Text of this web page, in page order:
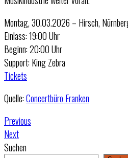
Montag, 30.03.2026 – Hirsch,
Einlass: 19:00 Uhr
Beginn: 20:00 Uhr
Support: King Zebra
Tickets
Quelle:Concertbüro Franken
Previous
Next
Suchen